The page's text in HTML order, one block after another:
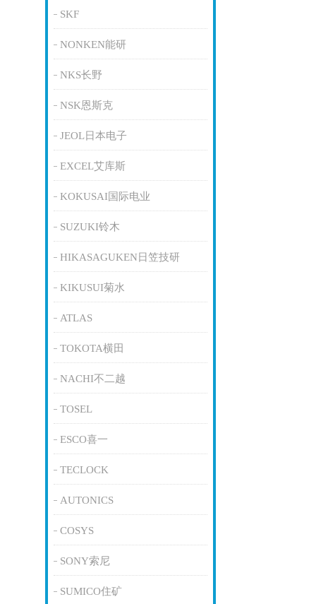
SKF
NONKEN能研
NKS长野
NSK恩斯克
JEOL日本电子
EXCEL艾库斯
KOKUSAI国际电业
SUZUKI铃木
HIKASAGUKEN日笠技研
KIKUSUI菊水
ATLAS
TOKOTA横田
NACHI不二越
TOSEL
ESCO喜一
TECLOCK
AUTONICS
COSYS
SONY索尼
SUMICO住矿